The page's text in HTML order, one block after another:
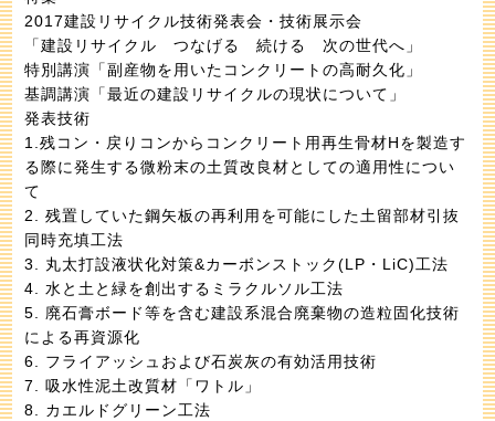
2017建設リサイクル技術発表会・技術展示会
「建設リサイクル つなげる 続ける 次の世代へ」
特別講演「副産物を用いたコンクリートの高耐久化」
基調講演「最近の建設リサイクルの現状について」
発表技術
1.残コン・戻りコンからコンクリート用再生骨材Hを製造す
る際に発生する微粉末の土質改良材としての適用性につい
て
2. 残置していた鋼矢板の再利用を可能にした土留部材引抜
同時充填工法
3. 丸太打設液状化対策&カーボンストック(LP・LiC)工法
4. 水と土と緑を創出するミラクルソル工法
5. 廃石膏ボード等を含む建設系混合廃棄物の造粒固化技術
による再資源化
6. フライアッシュおよび石炭灰の有効活用技術
7. 吸水性泥土改質材「ワトル」
8. カエルドグリーン工法